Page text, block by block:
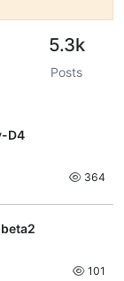
5.3k
Posts
D4
364
101